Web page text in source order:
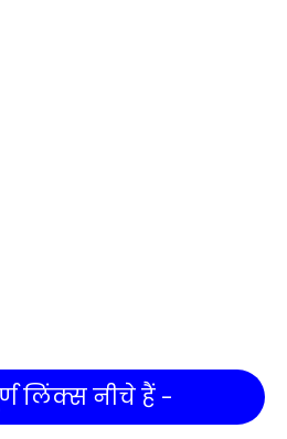
लिंक्स नीचे हैं -